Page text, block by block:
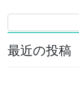
最近の投稿